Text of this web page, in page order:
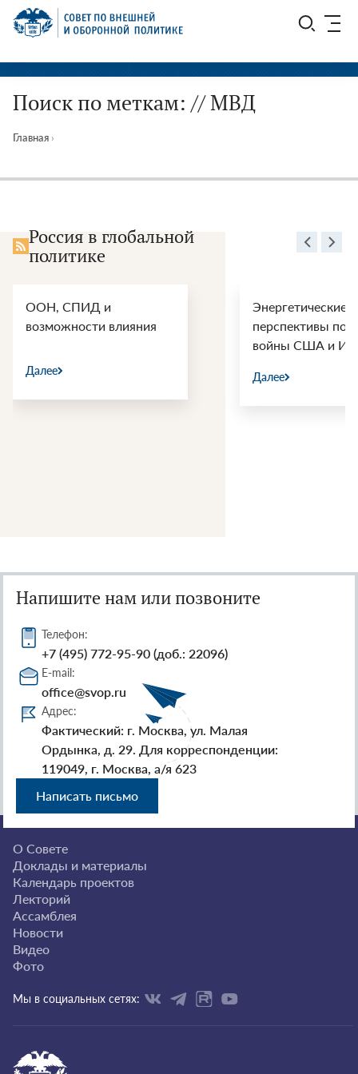
Перейти
СВОП
Поиск по меткам: // МВД
Главная ›
Россия в глобальной
политике
ООН, СПИД и
возможности влияния
Далее
Энергетические
перспективы
войны США и
Далее
Напишите нам или позвоните
Телефон:
+7 (495) 772-95-90 (доб.: 22096)
E-mail:
office@svop.ru
Адрес:
Фактический: г. Москва, ул. Малая
Ордынка, д. 29. Для корреспонденции:
119049, г. Москва, а/я 623
Написать письмо
О Совете
Доклады и материалы
Календарь проектов
Лекторий
Ассамблея
Новости
Видео
Фото
Мы в социальных сетях: